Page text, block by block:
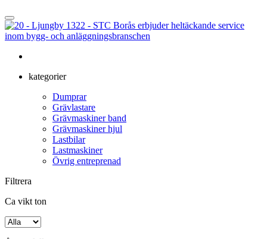
kategorier
Dumprar
Grävlastare
Grävmaskiner band
Grävmaskiner hjul
Lastbilar
Lastmaskiner
Övrig entreprenad
Filtrera
Ca vikt ton